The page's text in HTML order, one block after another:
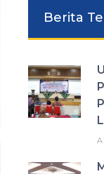
Berita